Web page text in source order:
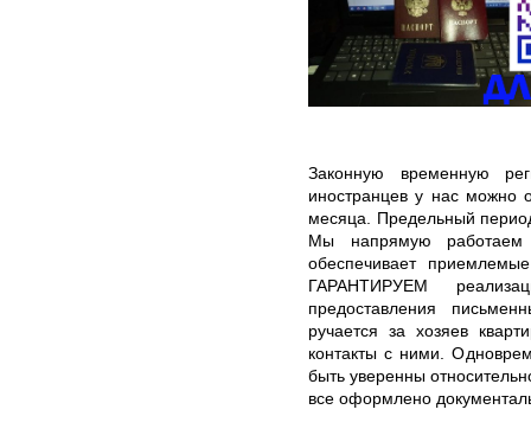
Законную временную
иностранцев у нас
месяца. Предельный
Мы напрямую работаем
обеспечивает
ГАРАНТИРУЕМ
предоставления
ручается за хозяев
контакты с ними.
быть уверенны
все оформлено